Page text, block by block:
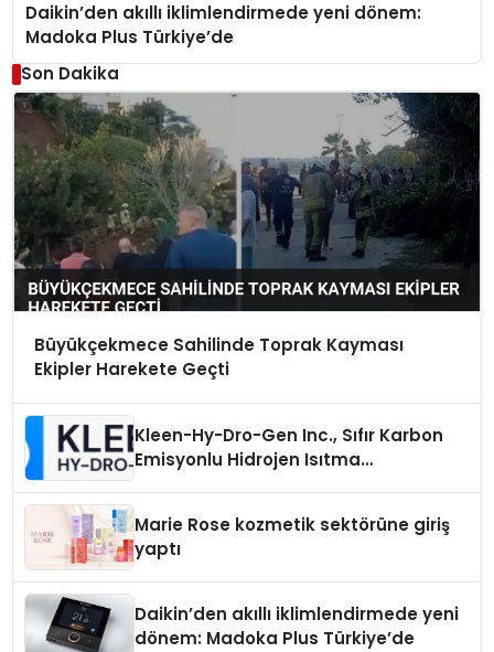
Daikin’den akıllı iklimlendirmede yeni dönem:
Madoka Plus Türkiye’de
Son Dakika
Büyükçekmece Sahilinde Toprak Kayması
Ekipler Harekete Geçti
Kleen-Hy-Dro-Gen Inc., Sıfır Karbon
Emisyonlu Hidrojen Isıtma
Marie Rose kozmetik sektörüne giriş
yaptı
Daikin’den akıllı iklimlendirmede yeni
dönem: Madoka Plus Türkiye’de